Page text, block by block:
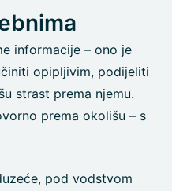
informacije – ono je
opipljivim, podijeliti
strast prema njemu.
prema okolišu – s
pod vodstvom